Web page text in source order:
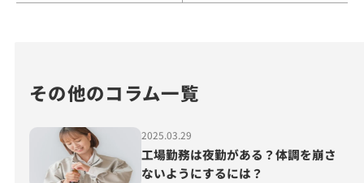
その他のコラム一覧
2025.03.29
工場勤務は夜勤がある？体調を崩さ
ないようにするには？